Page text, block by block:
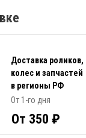
Доставка роликов,
колес и запчастей
в регионы РФ
От 1-го дня
От 350 ₽